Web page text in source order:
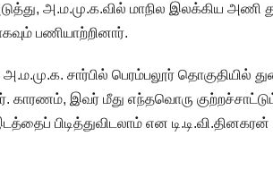
அ.ம.மு.க.வில் மாநில இலக்கிய அணி
பணியாற்றினார்.
அ.ம.மு.க. சார்பில் பெரம்பலூர்
காரணம், இவர் மீது எந்தவொரு
பிடித்துவிடலாம் என